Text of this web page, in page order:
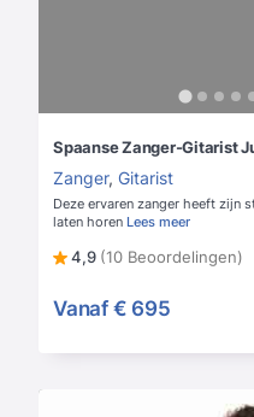
Spaanse Zanger-Gitarist
Zanger, Gitarist
Deze ervaren zanger heeft zijn
laten horen Lees meer
4,9 (10 Beoordelingen)
Vanaf € 695